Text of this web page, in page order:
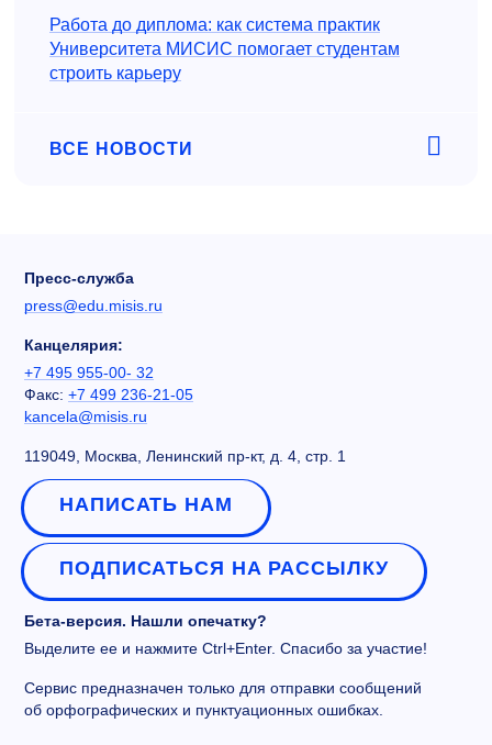
Работа до диплома: как система практик
Университета МИСИС помогает студентам
строить карьеру
ВСЕ НОВОСТИ
Пресс-служба
press@edu.misis.ru
Канцелярия:
+7 495 955-00- 32
Факс: +7 499 236-21-05
kancela@misis.ru
119049, Москва, Ленинский пр-кт, д. 4, стр. 1
НАПИСАТЬ НАМ
ПОДПИСАТЬСЯ НА РАССЫЛКУ
Бета-версия. Нашли опечатку?
Выделите ее и нажмите Ctrl+Enter. Спасибо за участие!
Сервис предназначен только для отправки сообщений
об орфографических и пунктуационных ошибках.